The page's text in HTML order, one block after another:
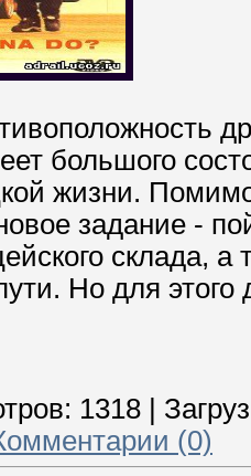
большого
жизни.
задание -
склада,
Но для
1318 |
(0)